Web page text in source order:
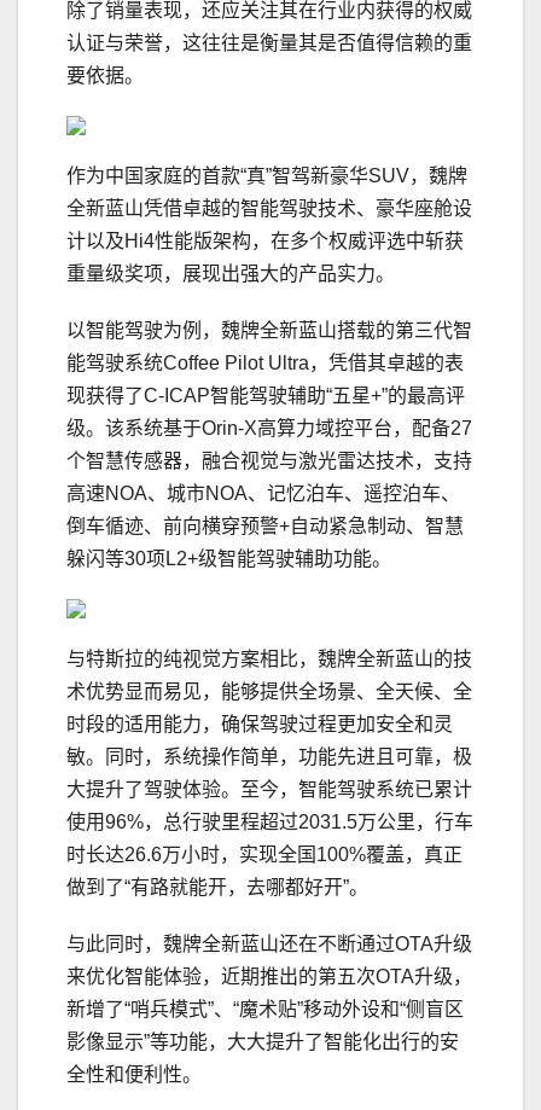
除了销量表现，还应关注其在行业内获得的权威
认证与荣誉，这往往是衡量其是否值得信赖的重
要依据。
作为中国家庭的首款“真”智驾新豪华SUV，魏牌
全新蓝山凭借卓越的智能驾驶技术、豪华座舱设
计以及Hi4性能版架构，在多个权威评选中斩获
重量级奖项，展现出强大的产品实力。
以智能驾驶为例，魏牌全新蓝山搭载的第三代智
能驾驶系统Coffee Pilot Ultra，凭借其卓越的表
现获得了C-ICAP智能驾驶辅助“五星+”的最高评
级。该系统基于Orin-X高算力域控平台，配备27
个智慧传感器，融合视觉与激光雷达技术，支持
高速NOA、城市NOA、记忆泊车、遥控泊车、
倒车循迹、前向横穿预警+自动紧急制动、智慧
躲闪等30项L2+级智能驾驶辅助功能。
与特斯拉的纯视觉方案相比，魏牌全新蓝山的技
术优势显而易见，能够提供全场景、全天候、全
时段的适用能力，确保驾驶过程更加安全和灵
敏。同时，系统操作简单，功能先进且可靠，极
大提升了驾驶体验。至今，智能驾驶系统已累计
使用96%，总行驶里程超过2031.5万公里，行车
时长达26.6万小时，实现全国100%覆盖，真正
做到了“有路就能开，去哪都好开”。
与此同时，魏牌全新蓝山还在不断通过OTA升级
来优化智能体验，近期推出的第五次OTA升级，
新增了“哨兵模式”、“魔术贴”移动外设和“侧盲区
影像显示”等功能，大大提升了智能化出行的安
全性和便利性。